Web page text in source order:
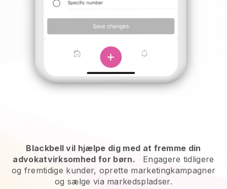
Blackbell vil hjælpe dig med at fremme din
advokatvirksomhed for børn.
Engagere tidligere
og fremtidige kunder, oprette marketingkampagner
og sælge via markedspladser.